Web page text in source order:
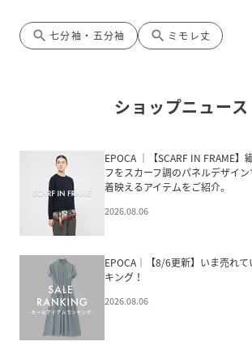
search 七分袖・五分袖 search ミモレ丈
ショップニュース
EPOCA │【SCARF IN FRAME】
フをスカーフ調のパネルデザイ
着映えるアイテムをご紹介。
2026.08.06
EPOCA│【8/6更新】いま売れて
キング！
2026.08.06